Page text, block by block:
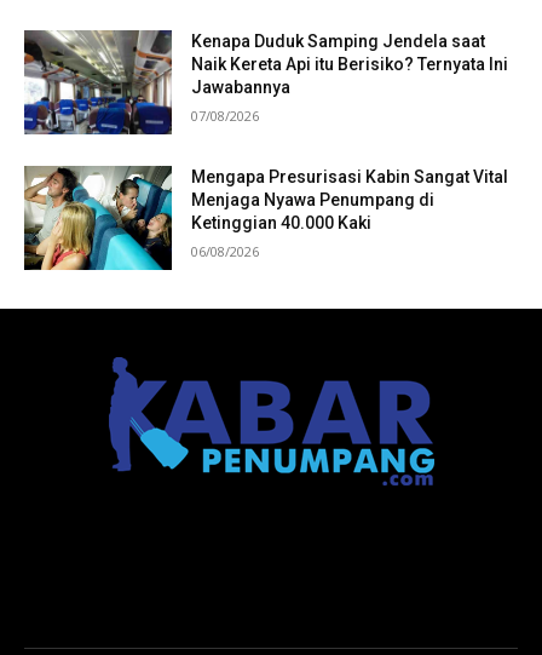
Kenapa Duduk Samping Jendela saat
Naik Kereta Api itu Berisiko? Ternyata Ini
Jawabannya
07/08/2026
Mengapa Presurisasi Kabin Sangat Vital
Menjaga Nyawa Penumpang di
Ketinggian 40.000 Kaki
06/08/2026